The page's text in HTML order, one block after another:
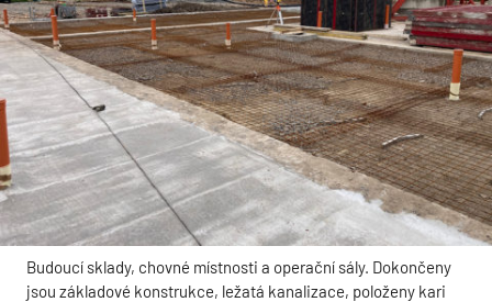
Budoucí sklady, chovné místnosti a operační sály. Dokončeny
jsou základové konstrukce, ležatá kanalizace, položeny kari